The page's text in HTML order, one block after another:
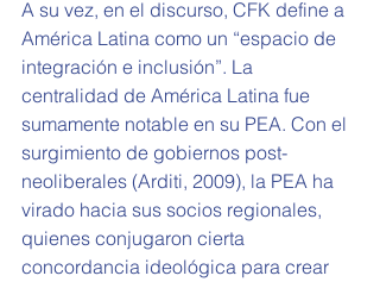
A su vez, en el discurso, CFK define a
América Latina como un “espacio de
integración e inclusión”. La
centralidad de América Latina fue
sumamente notable en su PEA. Con el
surgimiento de gobiernos post-
neoliberales (Arditi, 2009), la PEA ha
virado hacia sus socios regionales,
quienes conjugaron cierta
concordancia ideológica para crear